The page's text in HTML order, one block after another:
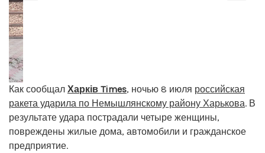
Как сообщал Харків Times, ночью 8 июля российская
ракета ударила по Немышлянскому району Харькова. В
результате удара пострадали четыре женщины,
повреждены жилые дома, автомобили и гражданское
предприятие.